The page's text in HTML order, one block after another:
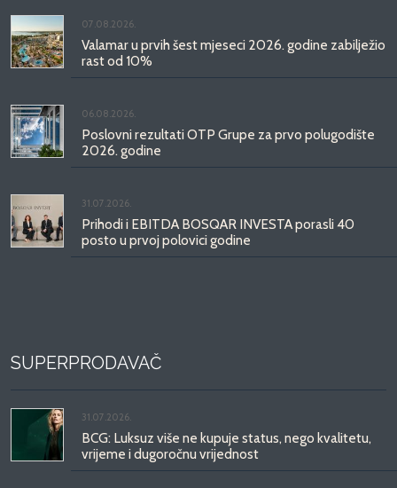
07.08.2026.
Valamar u prvih šest mjeseci 2026. godine zabilježio
rast od 10%
06.08.2026.
Poslovni rezultati OTP Grupe za prvo polugodište
2026. godine
31.07.2026.
Prihodi i EBITDA BOSQAR INVESTA porasli 40
posto u prvoj polovici godine
SUPERPRODAVAČ
31.07.2026.
BCG: Luksuz više ne kupuje status, nego kvalitetu,
vrijeme i dugoročnu vrijednost